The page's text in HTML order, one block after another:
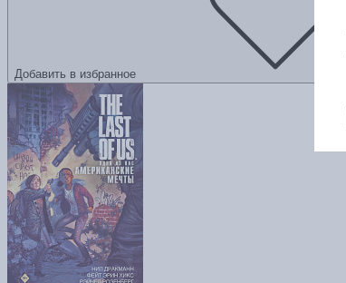
Добавить в избранное